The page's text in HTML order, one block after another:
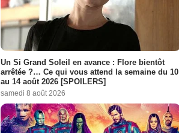
Un Si Grand Soleil en avance : Flore bientôt
arrêtée ?… Ce qui vous attend la semaine du 10
au 14 août 2026 [SPOILERS]
samedi 8 août 2026